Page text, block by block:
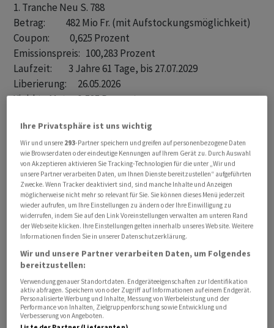
1. Tranche Neu S. 788
Betrag:           482 Mio Fr. (mit Aufstockungsmöglichkeit)
Coupon:           0,625 Prozent
Emissionspreis:   100,283 Prozent
Laufzeit:         3 Jahre 61 Tage, bis 27.07.2029
Liberierung:      26.05.2026
Yield to Mat.:    0,535 Prozent
Spread (Govt.):   +33,1 BP
ISIN:             CH1552014370
Rating:           Aaa (Moody's)
Kotierung:        SIX, ab 22.05.2026
2. Tranche Aufstockung S. 778
Betrag:           203 Mio Fr. (mit Aufstockungsmöglichkeit)
Totalbetrag neu:  548 Mio Fr.
Coupon:           0,5 Prozent
Emissionspreis:   99,318 Prozent
Laufzeit:         4 Jahre 322 Tage, bis 18.04.2031
Liberierung:      26.05.2026
Yield to Mat.:    0,642 Prozent
Ihre Privatsphäre ist uns wichtig
Wir und unsere 293-Partner speichern und greifen auf personenbezogene Daten
wie Browserdaten oder eindeutige Kennungen auf Ihrem Gerät zu. Durch Auswahl
von Akzeptieren aktivieren Sie Tracking-Technologien für die unter „Wir und
unsere Partner verarbeiten Daten, um Ihnen Dienste bereitzustellen“ aufgeführten
Zwecke. Wenn Tracker deaktiviert sind, sind manche Inhalte und Anzeigen
möglicherweise nicht mehr so relevant für Sie. Sie können dieses Menü jederzeit
wieder aufrufen, um Ihre Einstellungen zu ändern oder Ihre Einwilligung zu
widerrufen, indem Sie auf den Link Voreinstellungen verwalten am unteren Rand
der Webseite klicken. Ihre Einstellungen gelten innerhalb unseres Website. Weitere
Informationen finden Sie in unserer Datenschutzerklärung.
Wir und unsere Partner verarbeiten Daten, um Folgendes
bereitzustellen:
Verwendung genauer Standortdaten. Endgeräteeigenschaften zur Identifikation
aktiv abfragen. Speichern von oder Zugriff auf Informationen auf einem Endgerät.
Personalisierte Werbung und Inhalte, Messung von Werbeleistung und der
Performance von Inhalten, Zielgruppenforschung sowie Entwicklung und
Verbesserung von Angeboten.